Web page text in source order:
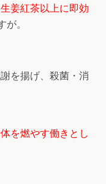
姜紅茶以上に即効
。
を揚げ、殺菌・消
を燃やす働きとし